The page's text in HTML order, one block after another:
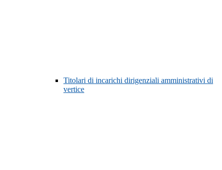
Titolari di incarichi dirigenziali amministrativi di
vertice